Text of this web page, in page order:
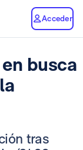
Acceder
busca
tras